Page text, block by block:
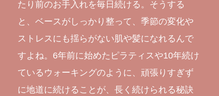
たり前のお手入れを毎日続ける。そうする
と、ベースがしっかり整って、季節の変化や
ストレスにも揺らがない肌や髪になれるんで
すよね。6年前に始めたピラティスや10年続け
ているウォーキングのように、頑張りすぎず
に地道に続けることが、長く続けられる秘訣